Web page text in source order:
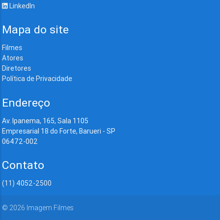
LinkedIn
Mapa do site
Filmes
Atores
Diretores
Política de Privacidade
Endereço
Av. Ipanema, 165, Sala 1105
Empresarial 18 do Forte, Barueri - SP
06472-002
Contato
(11) 4052-2500
© 2026 Imagem Filmes